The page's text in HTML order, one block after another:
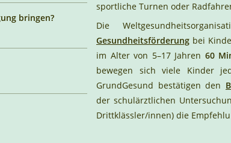
sportliche Turnen oder
Die
Gesundheitsförderung bei
im Alter von 5–17 Jahren 60
bewegen sich viele Kinder
GrundGesund bestätigen den
der schulärztlichen
Drittklässler/innen) die
bringen?